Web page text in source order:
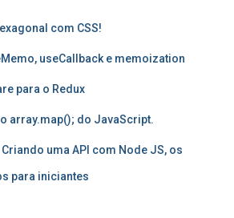
com CSS!
useCallback e memoization
para o Redux
array.map(); do JavaScript.
uma API com Node JS, os
para iniciantes